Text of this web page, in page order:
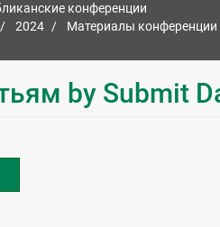
конференции
2024
Материалы конференции
by Submit